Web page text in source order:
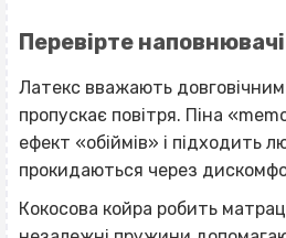
Перевірте наповнювачі
Латекс вважають
пропускає повітря. Піна
ефект «обіймів» і підходить
прокидаються через
Кокосова койра робить